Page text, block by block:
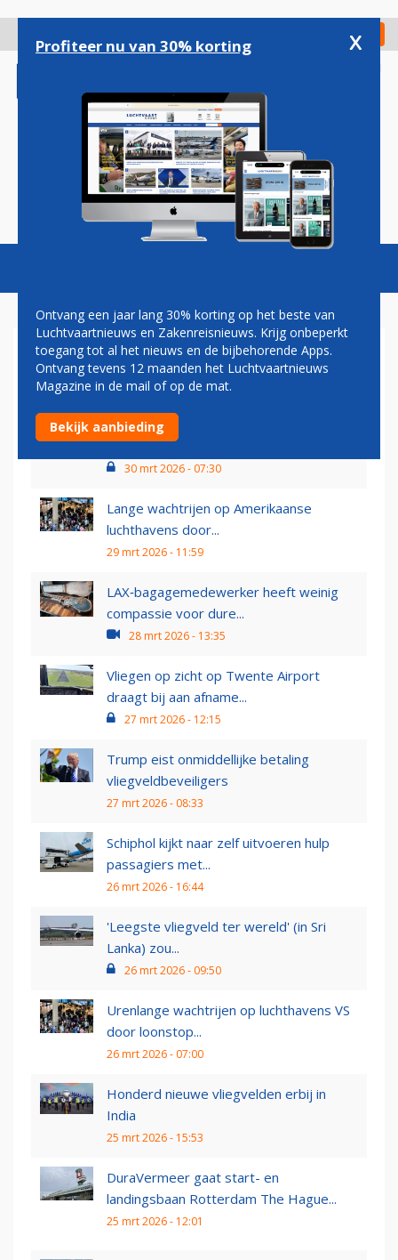
gaan
Check in
Magazine Podcasts Vacatures
AIRPORTS
Nieuwste Privium-lounge op Schiphol
gaat in juli open
30 mrt 2026 - 07:30
Lange wachtrijen op Amerikaanse
luchthavens door...
29 mrt 2026 - 11:59
LAX‑bagagemedewerker heeft weinig
compassie voor dure...
28 mrt 2026 - 13:35
Vliegen op zicht op Twente Airport
draagt bij aan afname...
27 mrt 2026 - 12:15
Trump eist onmiddellijke betaling
vliegveldbeveiligers
27 mrt 2026 - 08:33
Schiphol kijkt naar zelf uitvoeren hulp
passagiers met...
26 mrt 2026 - 16:44
'Leegste vliegveld ter wereld' (in Sri
Lanka) zou...
26 mrt 2026 - 09:50
Urenlange wachtrijen op luchthavens VS
door loonstop...
26 mrt 2026 - 07:00
Honderd nieuwe vliegvelden erbij in
India
25 mrt 2026 - 15:53
DuraVermeer gaat start- en
landingsbaan Rotterdam The Hague...
25 mrt 2026 - 12:01
Profiteer nu van 30% korting x
Ontvang een jaar lang 30% korting op het beste van
Luchtvaartnieuws en Zakenreisnieuws. Krijg onbeperkt
toegang tot al het nieuws en de bijbehorende Apps.
Ontvang tevens 12 maanden het Luchtvaartnieuws
Magazine in de mail of op de mat.
Bekijk aanbieding